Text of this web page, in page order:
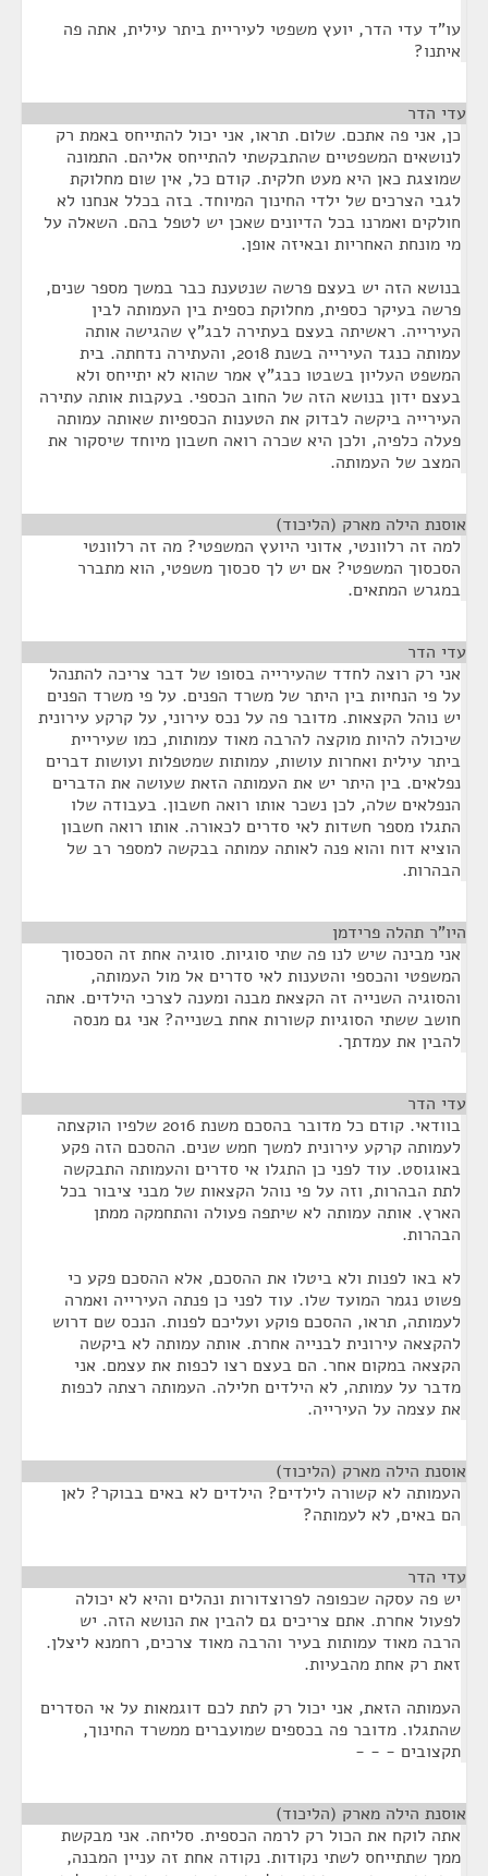
עו"ד עדי הדר, יועץ משפטי לעיריית ביתר עילית, אתה פה
איתנו?
עדי הדר
כן, אני פה אתכם. שלום. תראו, אני יכול להתייחס באמת רק
לנושאים המשפטיים שהתבקשתי להתייחס אליהם. התמונה
שמוצגת כאן היא מעט חלקית. קודם כל, אין שום מחלוקת
לגבי הצרכים של ילדי החינוך המיוחד. בזה בכלל אנחנו לא
חולקים ואמרנו בכל הדיונים שאכן יש לטפל בהם. השאלה על
מי מונחת האחריות ובאיזה אופן.
בנושא הזה יש בעצם פרשה שנטענת כבר במשך מספר שנים,
פרשה בעיקר כספית, מחלוקת כספית בין העמותה לבין
העירייה. ראשיתה בעצם בעתירה לבג"ץ שהגישה אותה
עמותה כנגד העירייה בשנת 2018, והעתירה נדחתה. בית
המשפט העליון בשבטו כבג"ץ אמר שהוא לא יתייחס ולא
בעצם ידון בנושא הזה של החוב הכספי. בעקבות אותה עתירה
העירייה ביקשה לבדוק את הטענות הכספיות שאותה עמותה
פעלה כלפיה, ולכן היא שכרה רואה חשבון מיוחד שיסקור את
המצב של העמותה.
אוסנת הילה מארק (הליכוד)
למה זה רלוונטי, אדוני היועץ המשפטי? מה זה רלוונטי
הסכסוך המשפטי? אם יש לך סכסוך משפטי, הוא מתברר
במגרש המתאים.
עדי הדר
אני רק רוצה לחדד שהעירייה בסופו של דבר צריכה להתנהל
על פי הנחיות בין היתר של משרד הפנים. על פי משרד הפנים
יש נוהל הקצאות. מדובר פה על נכס עירוני, על קרקע עירונית
שיכולה להיות מוקצה להרבה מאוד עמותות, כמו שעיריית
ביתר עילית ואחרות עושות, עמותות שמטפלות ועושות דברים
נפלאים. בין היתר יש את העמותה הזאת שעושה את הדברים
הנפלאים שלה, לכן נשכר אותו רואה חשבון. בעבודה שלו
התגלו מספר חשדות לאי סדרים לכאורה. אותו רואה חשבון
הוציא דוח והוא פנה לאותה עמותה בבקשה למספר רב של
הבהרות.
היו"ר תהלה פרידמן
אני מבינה שיש לנו פה שתי סוגיות. סוגיה אחת זה הסכסוך
המשפטי והכספי והטענות לאי סדרים אל מול העמותה,
והסוגיה השנייה זה הקצאת מבנה ומענה לצרכי הילדים. אתה
חושב ששתי הסוגיות קשורות אחת בשנייה? אני גם מנסה
להבין את עמדתך.
עדי הדר
בוודאי. קודם כל מדובר בהסכם משנת 2016 שלפיו הוקצתה
לעמותה קרקע עירונית למשך חמש שנים. ההסכם הזה פקע
באוגוסט. עוד לפני כן התגלו אי סדרים והעמותה התבקשה
לתת הבהרות, וזה על פי נוהל הקצאות של מבני ציבור בכל
הארץ. אותה עמותה לא שיתפה פעולה והתחמקה ממתן
הבהרות.
לא באו לפנות ולא ביטלו את ההסכם, אלא ההסכם פקע כי
פשוט נגמר המועד שלו. עוד לפני כן פנתה העירייה ואמרה
לעמותה, תראו, ההסכם פוקע ועליכם לפנות. הנכס שם דרוש
להקצאה עירונית לבנייה אחרת. אותה עמותה לא ביקשה
הקצאה במקום אחר. הם בעצם רצו לכפות את עצמם. אני
מדבר על עמותה, לא הילדים חלילה. העמותה רצתה לכפות
את עצמה על העירייה.
אוסנת הילה מארק (הליכוד)
העמותה לא קשורה לילדים? הילדים לא באים בבוקר? לאן
הם באים, לא לעמותה?
עדי הדר
יש פה עסקה שכפופה לפרוצדורות ונהלים והיא לא יכולה
לפעול אחרת. אתם צריכים גם להבין את הנושא הזה. יש
הרבה מאוד עמותות בעיר והרבה מאוד צרכים, רחמנא ליצלן.
זאת רק אחת מהבעיות.
העמותה הזאת, אני יכול רק לתת לכם דוגמאות על אי הסדרים
שהתגלו. מדובר פה בכספים שמועברים ממשרד החינוך,
תקצובים - - -
אוסנת הילה מארק (הליכוד)
אתה לוקח את הכול רק לרמה הכספית. סליחה. אני מבקשת
ממך שתתייחס לשתי נקודות. נקודה אחת זה עניין המבנה,